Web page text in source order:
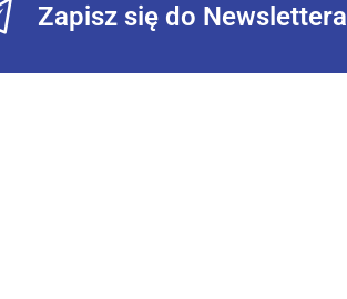
Zapisz się do Newslettera